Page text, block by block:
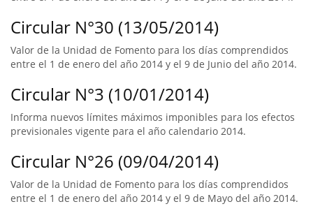
Circular N°30 (13/05/2014)
Valor de la Unidad de Fomento para los días comprendidos
entre el 1 de enero del año 2014 y el 9 de Junio del año 2014.
Circular N°3 (10/01/2014)
Informa nuevos límites máximos imponibles para los efectos
previsionales vigente para el año calendario 2014.
Circular N°26 (09/04/2014)
Valor de la Unidad de Fomento para los días comprendidos
entre el 1 de enero del año 2014 y el 9 de Mayo del año 2014.